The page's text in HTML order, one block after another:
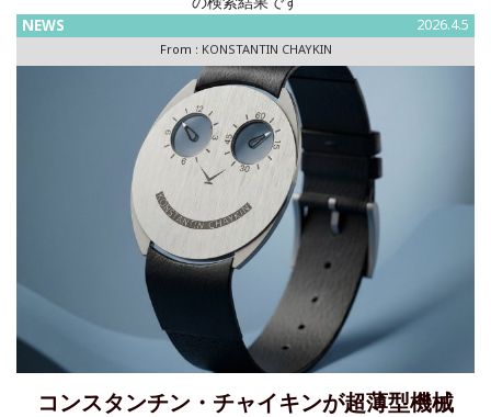
NEWS 2026.4.5
From : KONSTANTIN CHAYKIN
コンスタンチン・チャイキンが超薄型機械